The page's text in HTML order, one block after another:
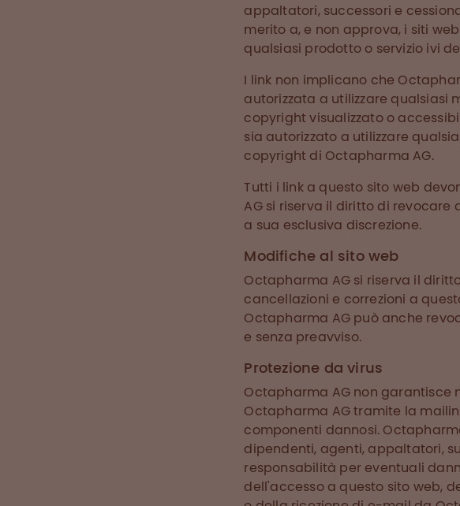
appaltatori, successori e
merito a, e non approva, i siti
qualsiasi prodotto o servizio ivi
I link non implicano che
autorizzata a utilizzare qualsiasi
copyright visualizzato o
sia autorizzato a utilizzare
copyright di Octapharma AG.
Tutti i link a questo sito web
AG si riserva il diritto di
a sua esclusiva discrezione.
Modifiche al sito web
Octapharma AG si riserva il
cancellazioni e correzioni a
Octapharma AG può anche
e senza preavviso.
Protezione da virus
Octapharma AG non garantisce
Octapharma AG tramite la
componenti dannosi.
dipendenti, agenti, appaltatori,
responsabilità per eventuali
dell'accesso a questo sito web,